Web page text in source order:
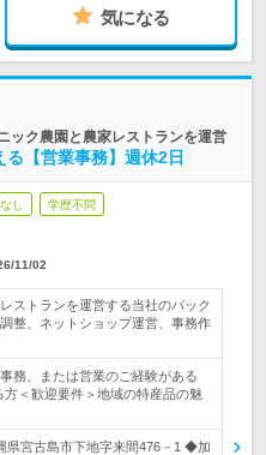
気になる
ック農園と農家レストランを運営
【営業事務】週休2日
し 学歴不問
11/02
ストランを運営する当社のバック
整、ネットショップ運営、事務作
務、または営業のご経験がある
＜歓迎要件＞地域の特産品の魅
宮古島市下地字来間476－1 ◆加